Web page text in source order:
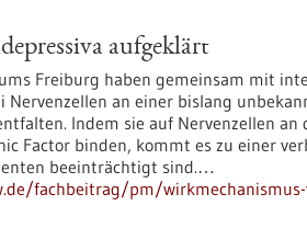
aufgeklärt
Freiburg haben gemeinsam mit
Nervenzellen an einer bislang
Indem sie auf Nervenzellen an
Factor binden, kommt es zu einer
beeinträchtigt sind.…
fachbeitrag/pm/wirkmechanismus-